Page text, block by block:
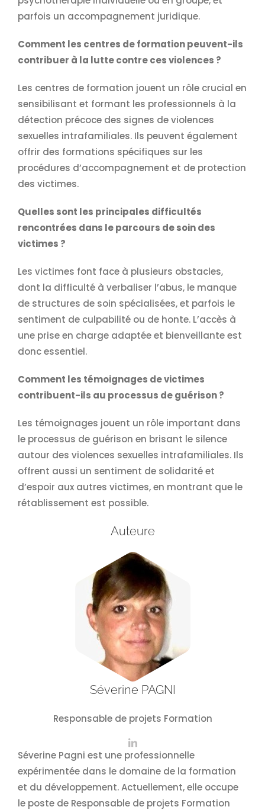
parfois un accompagnement juridique.
Comment les centres de formation peuvent-ils
contribuer à la lutte contre ces violences ?
Les centres de formation jouent un rôle crucial en
sensibilisant et formant les professionnels à la
détection précoce des signes de violences
sexuelles intrafamiliales. Ils peuvent également
offrir des formations spécifiques sur les
procédures d’accompagnement et de protection
des victimes.
Quelles sont les principales difficultés
rencontrées dans le parcours de soin des
victimes ?
Les victimes font face à plusieurs obstacles,
dont la difficulté à verbaliser l’abus, le manque
de structures de soin spécialisées, et parfois le
sentiment de culpabilité ou de honte. L’accès à
une prise en charge adaptée et bienveillante est
donc essentiel.
Comment les témoignages de victimes
contribuent-ils au processus de guérison ?
Les témoignages jouent un rôle important dans
le processus de guérison en brisant le silence
autour des violences sexuelles intrafamiliales. Ils
offrent aussi un sentiment de solidarité et
d’espoir aux autres victimes, en montrant que le
rétablissement est possible.
Auteure
Séverine PAGNI
Responsable de projets Formation
Séverine Pagni est une professionnelle
expérimentée dans le domaine de la formation
et du développement. Actuellement, elle occupe
le poste de Responsable de projets Formation